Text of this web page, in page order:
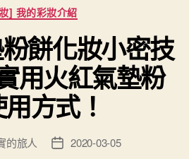
分
類
] 我的彩妝介紹
餅化妝小密技
用火紅氣墊粉
方式！
的旅人
文 2020-03-05